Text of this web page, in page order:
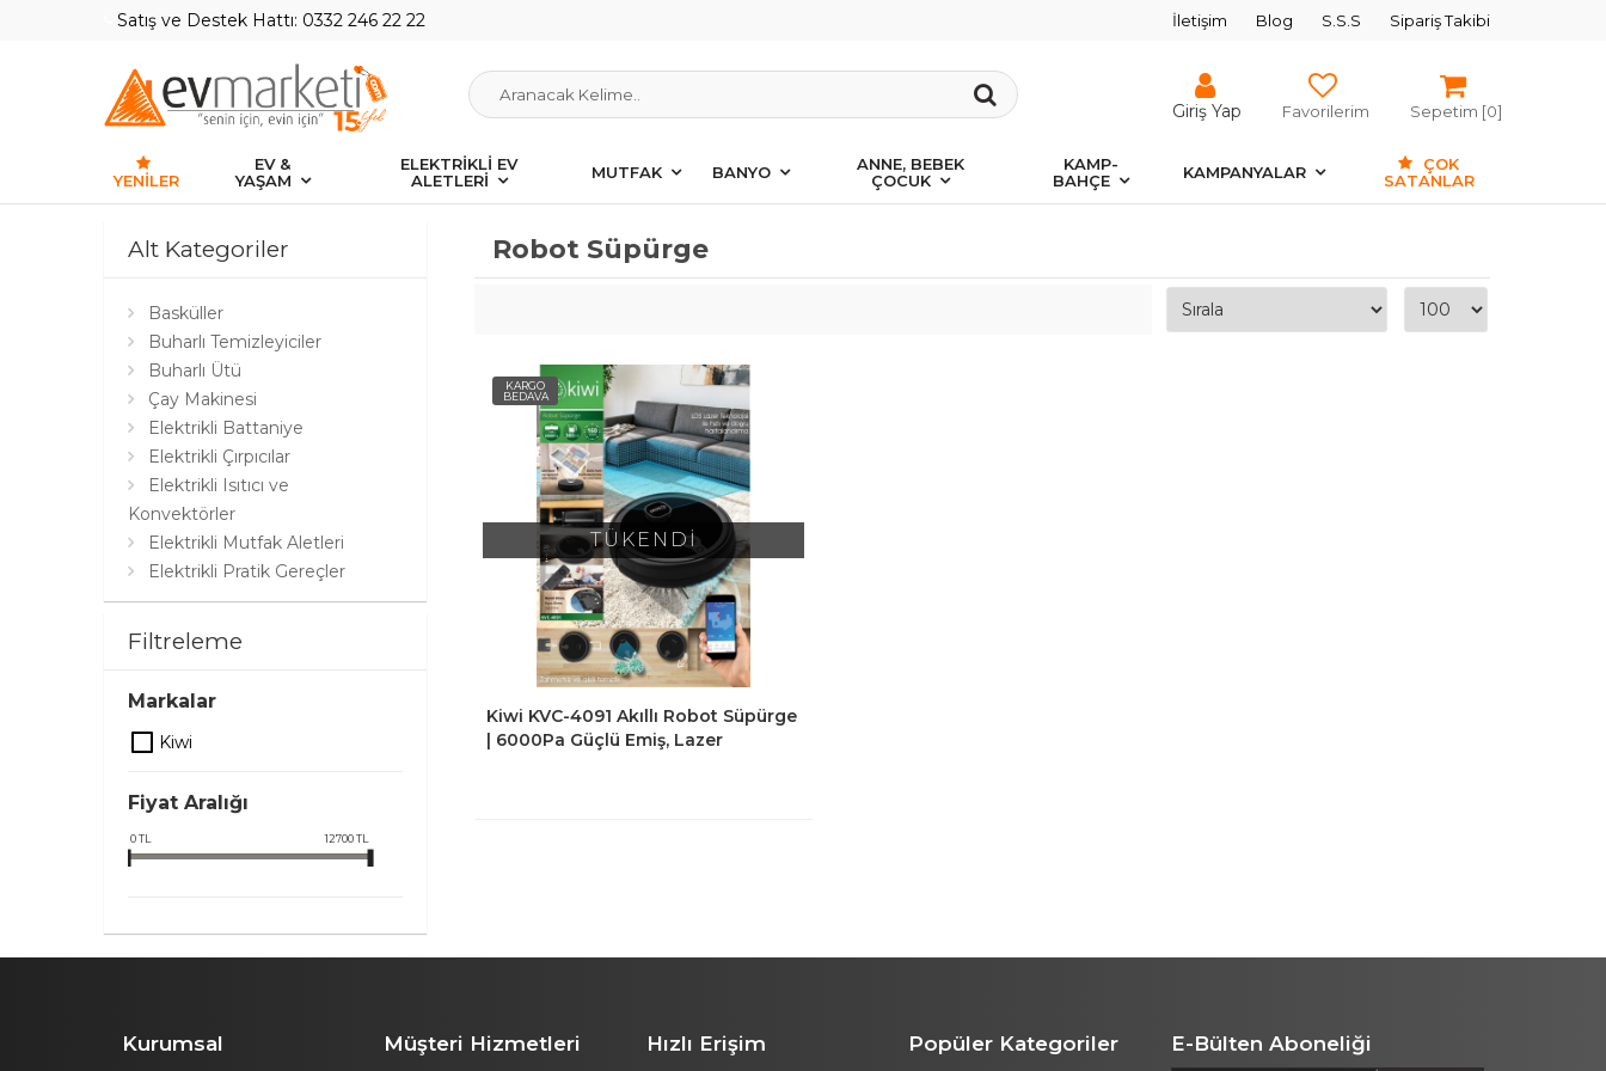
Satış ve Destek Hattı: 0332 246 22 22 İletişim Blog S.S.S Sipariş Takibi
Giriş Yap Favorilerim Sepetim [0]
YENILER
EV &
YAŞAM
ELEKTRİKLİ EV
ALETLERİ
MUTFAK BANYO
ANNE, BEBEK
ÇOCUK
KAMP-
BAHÇE
KAMPANYALAR
ÇOK
SATANLAR
Alt Kategoriler
Basküller
Buharlı Temizleyiciler
Buharlı Ütü
Çay Makinesi
Elektrikli Battaniye
Elektrikli Çırpıcılar
Elektrikli Isıtıcı ve
Konvektörler
Elektrikli Mutfak Aletleri
Elektrikli Pratik Gereçler
Elektrikli Süpürge
Halı Yıkama Makinesi
Kişisel Bakım
Robot Süpürge
Saç Şekillendirme Cihazları
Vantilatörler
Filtreleme
Markalar
Kiwi
Fiyat Aralığı
0TL 12700TL
Robot Süpürge
KARGO
BEDAVA
TÜKENDİ
Kiwi KVC-4091 Akıllı Robot Süpürge
| 6000Pa Güçlü Emiş, Lazer
Kurumsal Müşteri Hizmetleri Hızlı Erişim Popüler Kategoriler E-Bülten Aboneliği